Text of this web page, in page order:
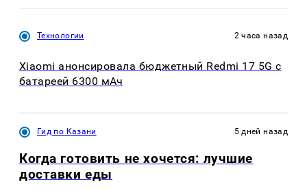
Технологии 2 часа назад
Xiaomi анонсировала бюджетный Redmi 17 5G с
батареей 6300 мАч
Гид по Казани 5 дней назад
Когда готовить не хочется: лучшие
доставки еды